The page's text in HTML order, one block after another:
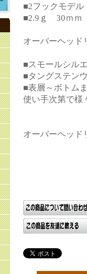
■2フックモデル
■2.9ｇ 30ｍｍ
オーバーヘッド
■スモールシル
■タングステン
■表層～ボトム
使い手次第で様
オーバーヘッド